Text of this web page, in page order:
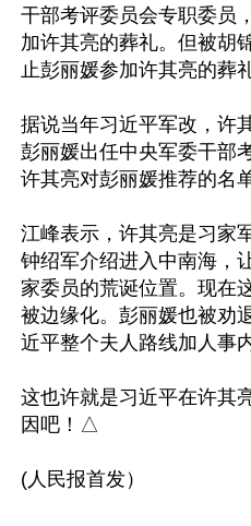
干部考评委员会专职委员
加许其亮的葬礼。但被胡
止彭丽媛参加许其亮的葬礼
据说当年习近平军改，许
彭丽媛出任中央军委干部
许其亮对彭丽媛推荐的名
江峰表示，许其亮是习家
钟绍军介绍进入中南海，
家委员的荒诞位置。现在
被边缘化。彭丽媛也被劝
近平整个夫人路线加人事
这也许就是习近平在许其
因吧！△